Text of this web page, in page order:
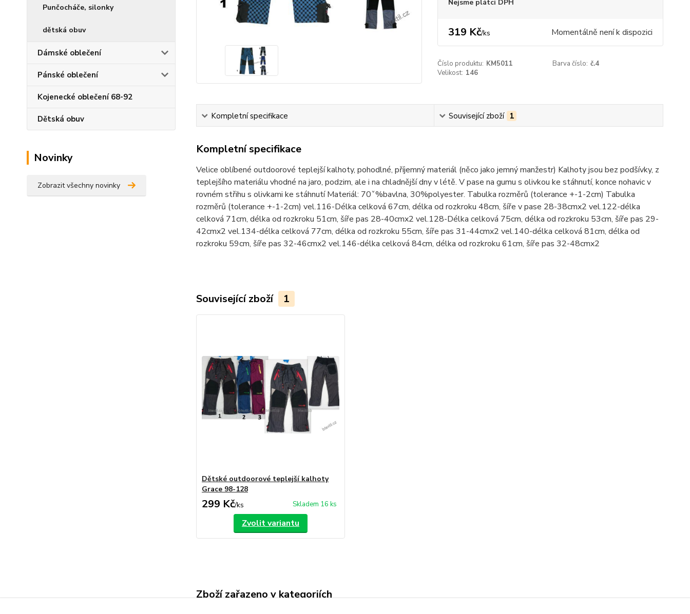
Punčocháče, silonky
dětská obuv
Dámské oblečení
Pánské oblečení
Kojenecké oblečení 68-92
Dětská obuv
Novinky
Zobrazit všechny novinky
Nejsme plátci DPH
319 Kč/ks Momentálně není k dispozici
Číslo produktu: KM5011 Barva číslo: č.4
Velikost: 146
Kompletní specifikace Související zboží 1
Kompletní specifikace
Velice oblíbené outdoorové teplejší kalhoty, pohodlné, příjemný materiál (něco jako jemný manžestr) Kalhoty jsou bez podšívky, z
teplejšího materiálu vhodné na jaro, podzim, ale i na chladnější dny v létě. V pase na gumu s olivkou ke stáhnutí, konce nohavic v
rovném střihu s olivkami ke stáhnutí Materiál: 70ˇ%bavlna, 30%polyester. Tabulka rozměrů (tolerance +-1-2cm) Tabulka
rozměrů (tolerance +-1-2cm) vel.116-Délka celková 67cm, délka od rozkroku 48cm, šíře v pase 28-38cmx2 vel.122-délka
celková 71cm, délka od rozkroku 51cm, šíře pas 28-40cmx2 vel.128-Délka celková 75cm, délka od rozkroku 53cm, šíře pas 29-
42cmx2 vel.134-délka celková 77cm, délka od rozkroku 55cm, šíře pas 31-44cmx2 vel.140-délka celková 81cm, délka od
rozkroku 59cm, šíře pas 32-46cmx2 vel.146-délka celková 84cm, délka od rozkroku 61cm, šíře pas 32-48cmx2
Související zboží 1
Dětské outdoorové teplejší kalhoty
Grace 98-128
299 Kč/ks Skladem 16 ks
Zvolit variantu
Zboží zařazeno v kategoriích